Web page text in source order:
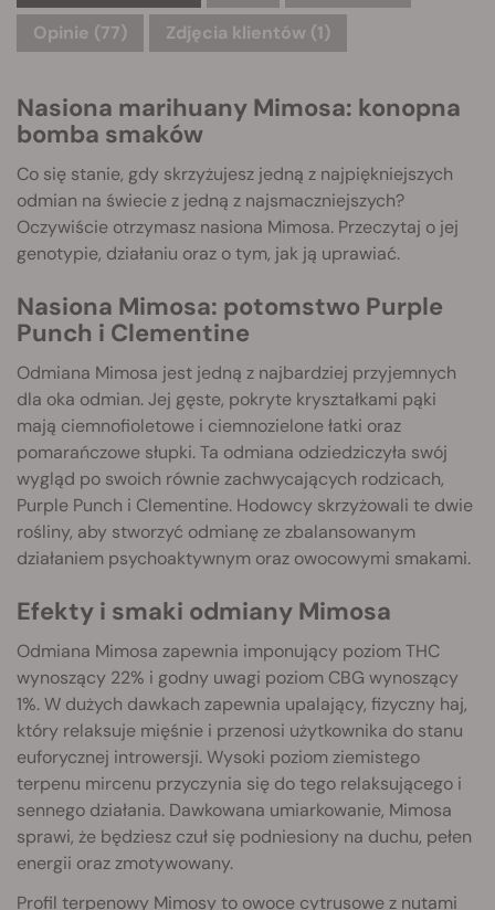
Opinie (77)
Zdjęcia klientów (1)
Nasiona marihuany Mimosa: konopna
bomba smaków
Co się stanie, gdy skrzyżujesz jedną z najpiękniejszych
odmian na świecie z jedną z najsmaczniejszych?
Oczywiście otrzymasz nasiona Mimosa. Przeczytaj o jej
genotypie, działaniu oraz o tym, jak ją uprawiać.
Nasiona Mimosa: potomstwo Purple
Punch i Clementine
Odmiana Mimosa jest jedną z najbardziej przyjemnych
dla oka odmian. Jej gęste, pokryte kryształkami pąki
mają ciemnofioletowe i ciemnozielone łatki oraz
pomarańczowe słupki. Ta odmiana odziedziczyła swój
wygląd po swoich równie zachwycających rodzicach,
Purple Punch i Clementine. Hodowcy skrzyżowali te dwie
rośliny, aby stworzyć odmianę ze zbalansowanym
działaniem psychoaktywnym oraz owocowymi smakami.
Efekty i smaki odmiany Mimosa
Odmiana Mimosa zapewnia imponujący poziom THC
wynoszący 22% i godny uwagi poziom CBG wynoszący
1%. W dużych dawkach zapewnia upalający, fizyczny haj,
który relaksuje mięśnie i przenosi użytkownika do stanu
euforycznej introwersji. Wysoki poziom ziemistego
terpenu mircenu przyczynia się do tego relaksującego i
sennego działania. Dawkowana umiarkowanie, Mimosa
sprawi, że będziesz czuł się podniesiony na duchu, pełen
energii oraz zmotywowany.
Profil terpenowy Mimosy to owoce cytrusowe z nutami